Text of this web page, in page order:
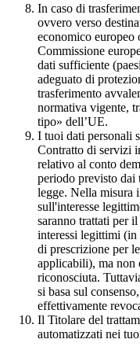
In caso di
ovvero verso
economico europeo
Commissione
dati sufficiente
adeguato di
trasferimento
normativa vigente,
tipo» dell’UE.
I tuoi dati personali
Contratto di servizi
relativo al conto
periodo previsto dai
legge. Nella misura
sull'interesse
saranno trattati per
interessi legittimi (in
di prescrizione per
applicabili), ma non
riconosciuta.
si basa sul
effettivamente
Il Titolare del
automatizzati nei